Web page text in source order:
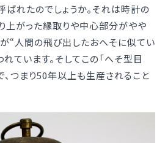
ばれたのでしょうか。それは時計の
上がった縁取りや中心部分がやや
“人間の飛び出したおへそに似てい
ています。そしてこの「へそ型目
つまり50年以上も生産されること